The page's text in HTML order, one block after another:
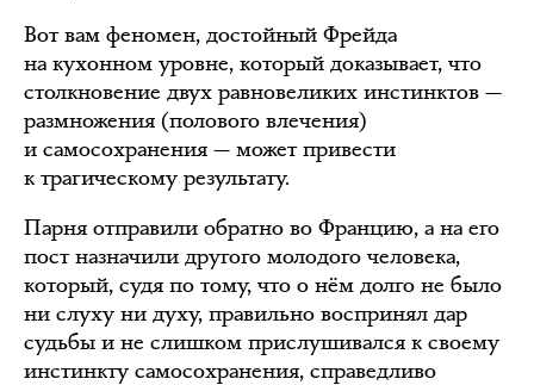
Вот вам феномен, достойный Фрейда
на кухонном уровне, который доказывает, что
столкновение двух равновеликих инстинктов —
размножения (полового влечения)
и самосохранения — может привести
к трагическому результату.
Парня отправили обратно во Францию, а на его
пост назначили другого молодого человека,
который, судя по тому, что о нём долго не было
ни слуху ни духу, правильно воспринял дар
судьбы и не слишком прислушивался к своему
инстинкту самосохранения, справедливо